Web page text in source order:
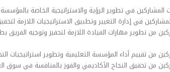
المشاركين في تطوير الرؤية والاستراتيجية الخاصة
في إدارة التغيير وتطبيق الاستراتيجيات اللازمة
من تطوير مهارات القيادة اللازمة لتحفيز وتوجيه
من تقييم أداء المؤسسة التعليمية وتطوير استراتيجيات
من تحقيق النجاح الأكاديمي والفوز بالمنافسة في سوق